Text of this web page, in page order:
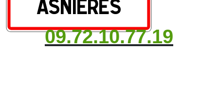
09.72.10.77.19